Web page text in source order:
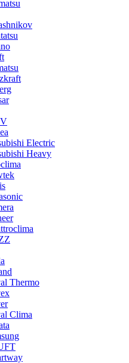
Electric
Heavy
Thermo
Clima